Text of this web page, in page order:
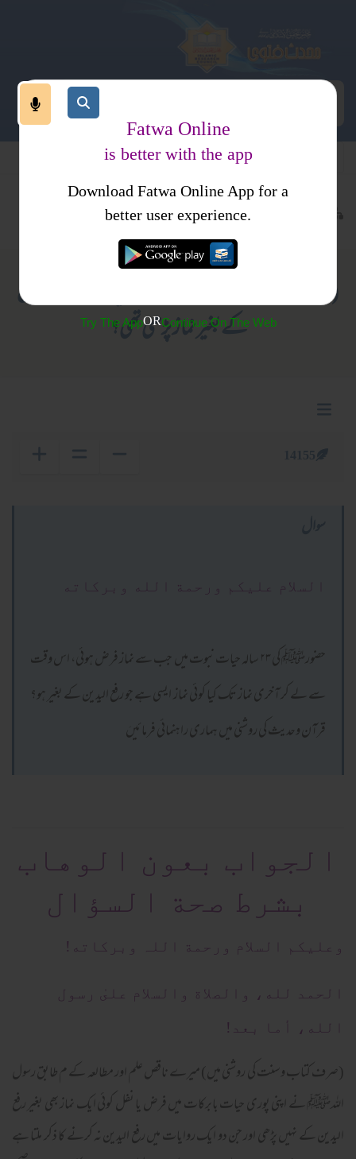
نماز نماز کا طریقہ کار کتب فتاوی
(82) کیا رسول اللہﷺ نے زندگی میں کبھی رفع الیدین
کے بغیر نماز پڑھی تھی؟
السلام عليكم ورحمة الله وبركاته
حضورﷺ کی ۲۳ سالہ حیات نبوت میں جب سے نماز فرض ہوئی، اس وقت
سے لے کر آخری نماز تک کیا کوئی نماز ایسی ہے جو رفع الیدین کے بغیر ہو؟
قرآن وحدیث کی روشنی میں ہماری راہنمائی فرمائیںَ
الجواب بعون الوهاب
بشرط صحة السؤال
وعلیکم السلام ورحمة اللہ وبرکاته!
الحمد لله، والصلاة والسلام علىٰ رسول
الله، أما بعد!
(صرف کتاب وسنت کی روشنی میں) میرے ناقص علم اور مطالعہ کے م طابق رسول
اللہﷺ نے اپنی پوری حیات بابرکات میں فرض یا نفل کوئی ایک نماز بھی بغیر رفع
الیدین کے نہیں پڑھی اور جن دو ایک روایات میں رفع الیدین نہ کرنے کا ذکر ملتا ہے
Fatwa Online
is better with the app
Download Fatwa Online App for a
better user experience.
Try The AppORContinue On The Web